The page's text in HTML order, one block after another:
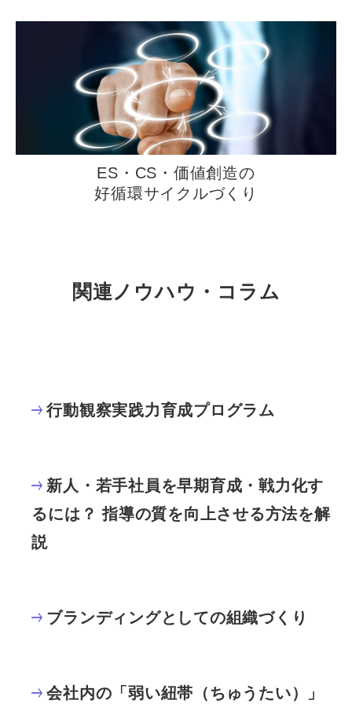
ES・CS・価値創造の
好循環サイクルづくり
関連ノウハウ・コラム
行動観察実践力育成プログラム
新人・若手社員を早期育成・戦力化す
るには？ 指導の質を向上させる方法を解
説
ブランディングとしての組織づくり
会社内の「弱い紐帯（ちゅうたい）」